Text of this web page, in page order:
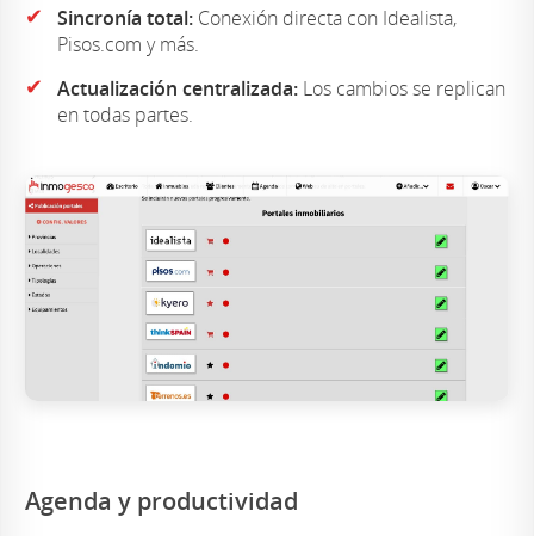
✔ Sincronía total: Conexión directa con Idealista,
Pisos.com y más.
✔ Actualización centralizada: Los cambios se replican
en todas partes.
Agenda y productividad